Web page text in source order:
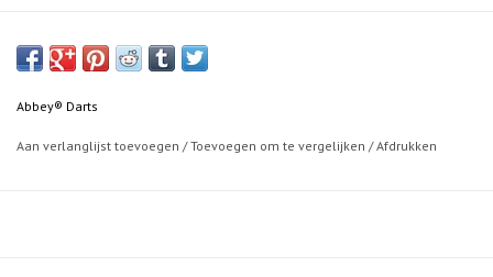
Abbey® Darts
Aan verlanglijst toevoegen /Toevoegen om te vergelijken /Afdrukken